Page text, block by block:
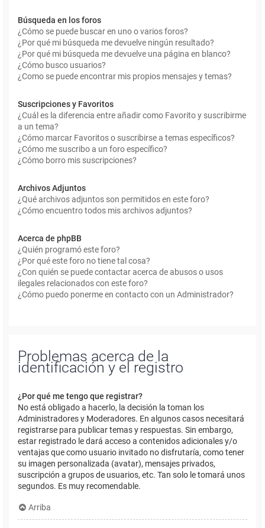
Búsqueda en los foros
¿Cómo se puede buscar en uno o varios foros?
¿Por qué mi búsqueda me devuelve ningún resultado?
¿Por qué mi búsqueda me devuelve una página en blanco?
¿Cómo busco usuarios?
¿Como se puede encontrar mis propios mensajes y temas?
Suscripciones y Favoritos
¿Cuál es la diferencia entre añadir como Favorito y suscribirme
a un tema?
¿Cómo marcar Favoritos o suscribirse a temas específicos?
¿Cómo me suscribo a un foro específico?
¿Cómo borro mis suscripciones?
Archivos Adjuntos
¿Qué archivos adjuntos son permitidos en este foro?
¿Cómo encuentro todos mis archivos adjuntos?
Acerca de phpBB
¿Quién programó este foro?
¿Por qué este foro no tiene tal cosa?
¿Con quién se puede contactar acerca de abusos o usos
ilegales relacionados con este foro?
¿Cómo puedo ponerme en contacto con un Administrador?
Problemas acerca de la
identificación y el registro
¿Por qué me tengo que registrar?
No está obligado a hacerlo, la decisión la toman los
Administradores y Moderadores. En algunos casos necesitará
registrarse para publicar temas y respuestas. Sin embargo,
estar registrado le dará acceso a contenidos adicionales y/o
ventajas que como usuario invitado no disfrutaría, como tener
su imagen personalizada (avatar), mensajes privados,
suscripción a grupos de usuarios, etc. Tan solo le tomará unos
segundos. Es muy recomendable.
Arriba